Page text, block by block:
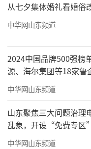
从七夕集体婚礼看婚俗
中华网山东频道
2024中国品牌500强榜
源、海尔集团等18家鲁
中华网山东频道
山东聚焦三大问题治
乱象，开设“免费专区
例70%以上
中华网山东频道